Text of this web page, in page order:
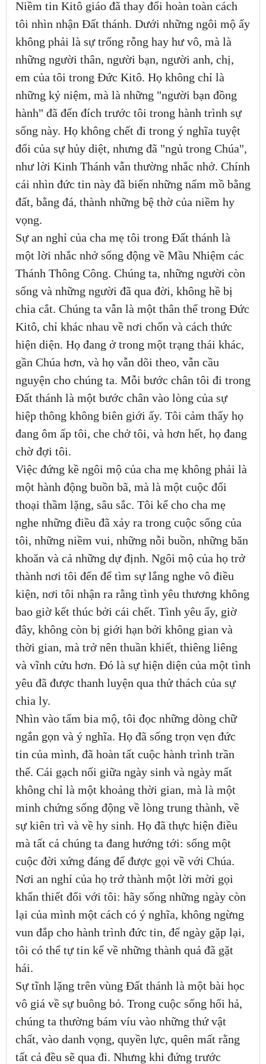
Niềm tin Kitô giáo đã thay đổi hoàn toàn cách
tôi nhìn nhận Đất thánh. Dưới những ngôi mộ ấy
không phải là sự trống rỗng hay hư vô, mà là
những người thân, người bạn, người anh, chị,
em của tôi trong Đức Kitô. Họ không chỉ là
những kỷ niệm, mà là những "người bạn đồng
hành" đã đến đích trước tôi trong hành trình sự
sống này. Họ không chết đi trong ý nghĩa tuyệt
đối của sự hủy diệt, nhưng đã "ngủ trong Chúa",
như lời Kinh Thánh vẫn thường nhắc nhở. Chính
cái nhìn đức tin này đã biến những nấm mồ bằng
đất, bằng đá, thành những bệ thờ của niềm hy
vọng.
Sự an nghỉ của cha mẹ tôi trong Đất thánh là
một lời nhắc nhở sống động về Mầu Nhiệm các
Thánh Thông Công. Chúng ta, những người còn
sống và những người đã qua đời, không hề bị
chia cắt. Chúng ta vẫn là một thân thể trong Đức
Kitô, chỉ khác nhau về nơi chốn và cách thức
hiện diện. Họ đang ở trong một trạng thái khác,
gần Chúa hơn, và họ vẫn dõi theo, vẫn cầu
nguyện cho chúng ta. Mỗi bước chân tôi đi trong
Đất thánh là một bước chân vào lòng của sự
hiệp thông không biên giới ấy. Tôi cảm thấy họ
đang ôm ấp tôi, che chở tôi, và hơn hết, họ đang
chờ đợi tôi.
Việc đứng kề ngôi mộ của cha mẹ không phải là
một hành động buồn bã, mà là một cuộc đối
thoại thầm lặng, sâu sắc. Tôi kể cho cha mẹ
nghe những điều đã xảy ra trong cuộc sống của
tôi, những niềm vui, những nỗi buồn, những băn
khoăn và cả những dự định. Ngôi mộ của họ trở
thành nơi tôi đến để tìm sự lắng nghe vô điều
kiện, nơi tôi nhận ra rằng tình yêu thương không
bao giờ kết thúc bởi cái chết. Tình yêu ấy, giờ
đây, không còn bị giới hạn bởi không gian và
thời gian, mà trở nên thuần khiết, thiêng liêng
và vĩnh cửu hơn. Đó là sự hiện diện của một tình
yêu đã được thanh luyện qua thử thách của sự
chia ly.
Nhìn vào tấm bia mộ, tôi đọc những dòng chữ
ngắn gọn và ý nghĩa. Họ đã sống trọn vẹn đức
tin của mình, đã hoàn tất cuộc hành trình trần
thế. Cái gạch nối giữa ngày sinh và ngày mất
không chỉ là một khoảng thời gian, mà là một
minh chứng sống động về lòng trung thành, về
sự kiên trì và về hy sinh. Họ đã thực hiện điều
mà tất cả chúng ta đang hướng tới: sống một
cuộc đời xứng đáng để được gọi về với Chúa.
Nơi an nghỉ của họ trở thành một lời mời gọi
khẩn thiết đối với tôi: hãy sống những ngày còn
lại của mình một cách có ý nghĩa, không ngừng
vun đắp cho hành trình đức tin, để ngày gặp lại,
tôi có thể tự tin kể về những thành quả đã gặt
hái.
Sự tĩnh lặng trên vùng Đất thánh là một bài học
vô giá về sự buông bỏ. Trong cuộc sống hối hả,
chúng ta thường bám víu vào những thứ vật
chất, vào danh vọng, quyền lực, quên mất rằng
tất cả đều sẽ qua đi. Nhưng khi đứng trước